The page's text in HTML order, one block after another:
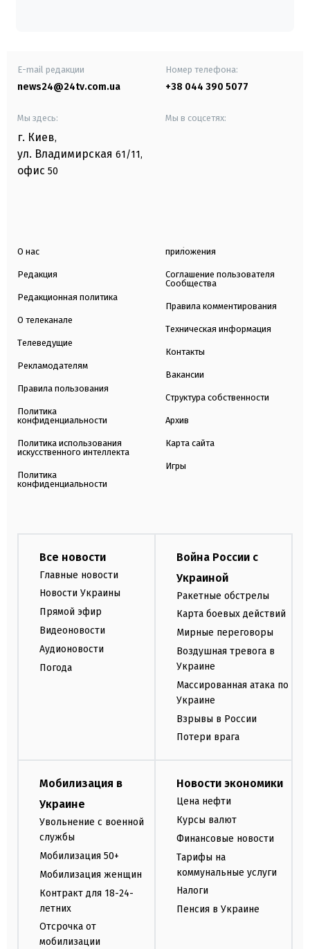
E-mail редакции
news24@24tv.com.ua
Номер телефона:
+38 044 390 5077
Мы здесь:
г. Киев,
ул. Владимирская 61/11,
офис 50
Мы в соцсетях:
О нас
Редакция
Редакционная политика
О телеканале
Телеведущие
Рекламодателям
Правила пользования
Политика
конфиденциальности
Политика использования
искусственного интеллекта
Политика
конфиденциальности
приложения
Соглашение пользователя
Сообщества
Правила комментирования
Техническая информация
Контакты
Вакансии
Структура собственности
Архив
Карта сайта
Игры
Все новости
Главные новости
Новости Украины
Прямой эфир
Видеоновости
Аудионовости
Погода
Война России с
Украиной
Ракетные обстрелы
Карта боевых действий
Мирные переговоры
Воздушная тревога в
Украине
Массированная атака по
Украине
Взрывы в России
Потери врага
Мобилизация в
Украине
Увольнение с военной
службы
Мобилизация 50+
Мобилизация женщин
Контракт для 18-24-
летних
Отсрочка от
мобилизации
Новости экономики
Цена нефти
Курсы валют
Финансовые новости
Тарифы на
коммунальные услуги
Налоги
Пенсия в Украине